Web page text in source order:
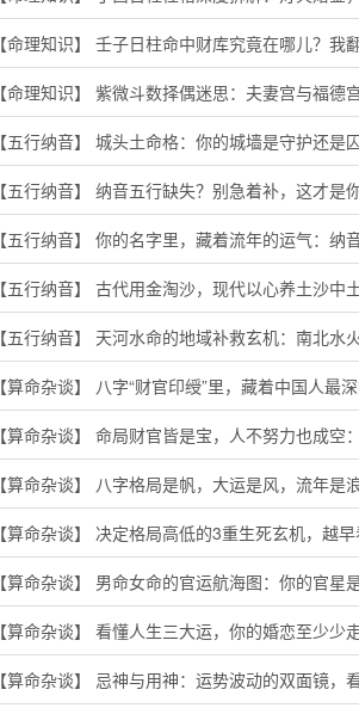
【命理知识】 壬子日柱命中财库究竟在哪儿？我
【命理知识】 紫微斗数择偶迷思：夫妻宫与福
【五行纳音】 城头土命格：你的城墙是守护还是
【五行纳音】 纳音五行缺失？别急着补，这才是
【五行纳音】 你的名字里，藏着流年的运气：纳
【五行纳音】 古代用金淘沙，现代以心养土沙中
【五行纳音】 天河水命的地域补救玄机：南北水
【算命杂谈】 八字“财官印绶”里，藏着中国人最
【算命杂谈】 命局财官皆是宝，人不努力也成空
【算命杂谈】 八字格局是帆，大运是风，流年是
【算命杂谈】 决定格局高低的3重生死玄机，越
【算命杂谈】 男命女命的官运航海图：你的官星
【算命杂谈】 看懂人生三大运，你的婚恋至少少
【算命杂谈】 忌神与用神：运势波动的双面镜，